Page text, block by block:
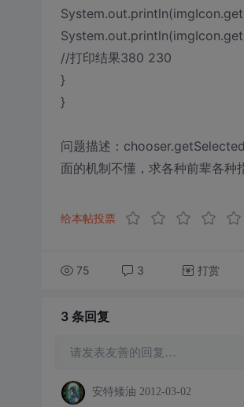
//打印结果380 230
}
}
问题描述：
面的机制不懂，求各种前辈各种
给本帖投票
75 3 打赏
3 条回复
请发表友善的回复…
安特矮油 2012-03-02